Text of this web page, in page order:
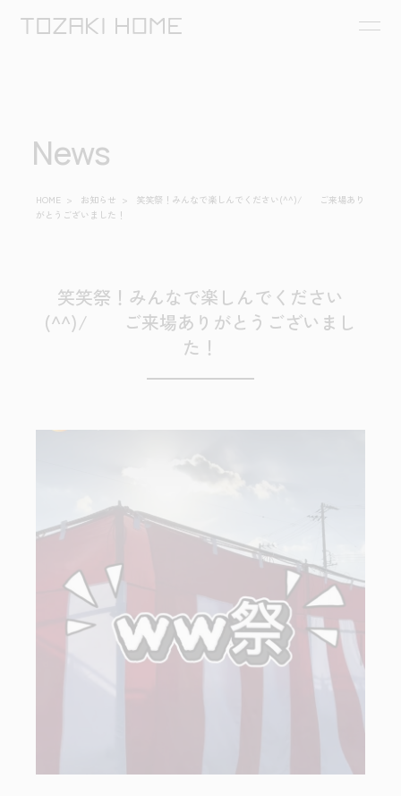
News
HOME > お知らせ > 笑笑祭！みんなで楽しんでください(^^)/ ご来場あり
がとうございました！
笑笑祭！みんなで楽しんでください
(^^)/ ご来場ありがとうございまし
た！